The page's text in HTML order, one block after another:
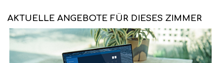
AKTUELLE ANGEBOTE FÜR DIESES ZIMMER